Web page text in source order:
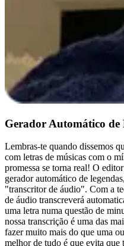
Gerador Automático de
Lembras-te quando dissemos
com letras de músicas com o
promessa se torna real! O
gerador automático de
"transcritor de áudio". Com a
de áudio transcreverá
uma letra numa questão de
nossa transcrição é uma das
fazer muito mais do que uma
melhor de tudo é que evita que